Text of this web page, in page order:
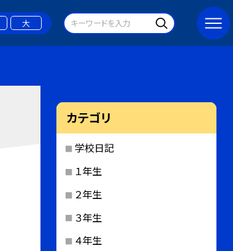
大
カテゴリ
学校日記
１年生
２年生
３年生
４年生